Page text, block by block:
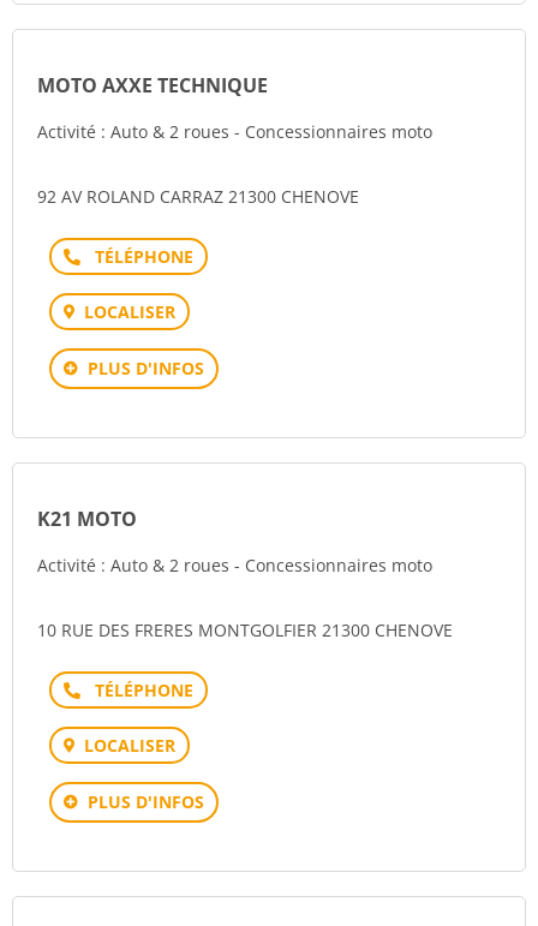
MOTO AXXE TECHNIQUE
Activité : Auto & 2 roues - Concessionnaires moto
92 AV ROLAND CARRAZ 21300 CHENOVE
Téléphone
LOCALISER
PLUS D'INFOS
K21 MOTO
Activité : Auto & 2 roues - Concessionnaires moto
10 RUE DES FRERES MONTGOLFIER 21300 CHENOVE
Téléphone
LOCALISER
PLUS D'INFOS